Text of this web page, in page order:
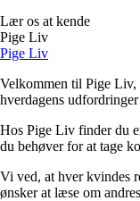
Lær os at kende
Pige Liv
Pige Liv
Velkommen til Pige Liv,
hverdagens
Hos Pige Liv finder du
du behøver for at tage
Vi ved, at hver kvindes
ønsker at læse om